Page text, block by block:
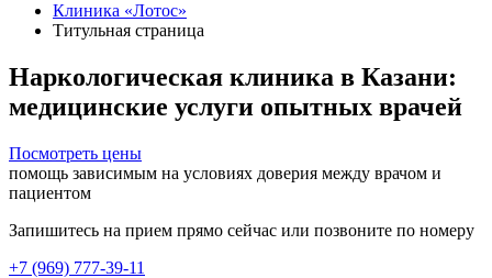
Клиника «Лотос»
Титульная страница
Наркологическая клиника в Казани:
медицинские услуги опытных врачей
Посмотреть цены
помощь зависимым на условиях доверия между врачом и
пациентом
Запишитесь на прием прямо сейчас или позвоните по номеру
+7 (969) 777-39-11